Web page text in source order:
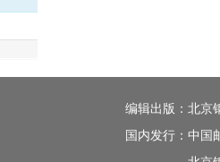
编辑出版：北京
国内发行：中国